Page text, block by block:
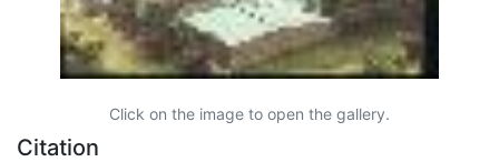
Click on the image to open the gallery.
Citation